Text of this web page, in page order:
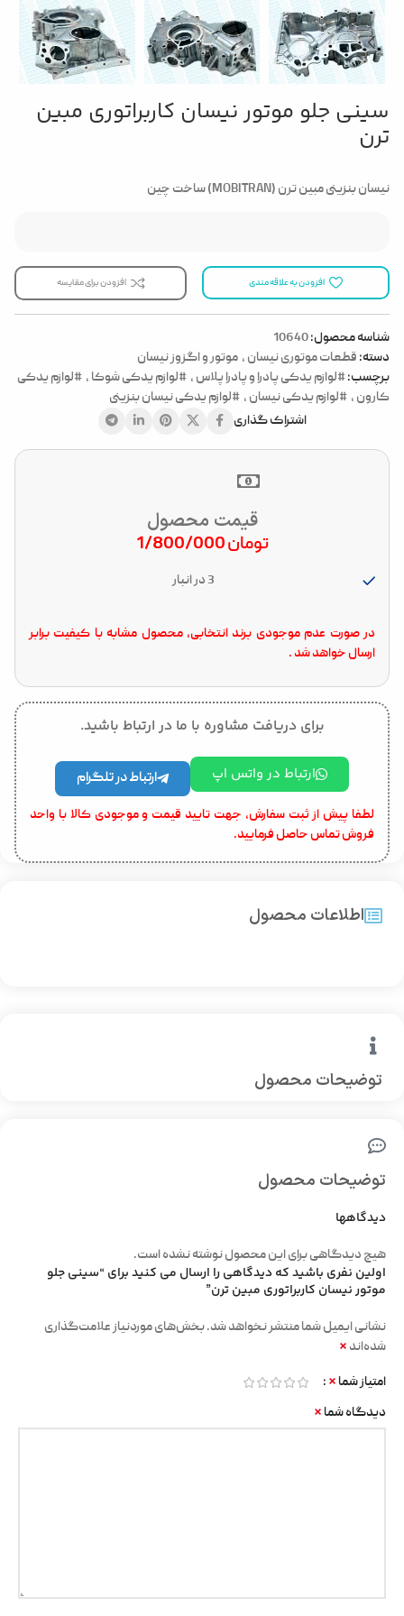
سینی جلو موتور نیسان کاربراتوری مبین
ترن
نیسان بنزینی مبین ترن (MOBITRAN) ساخت چین
افزودن به علاقه مندی افزودن برای مقایسه
شناسه محصول:10640
دسته: قطعات موتوری نیسان , موتور و اگزوز نیسان
برچسب:#لوازم یدکی پادرا و پادرا پلاس , #لوازم یدکی شوکا , #لوازم یدکی
کارون , #لوازم یدکی نیسان , #لوازم یدکی نیسان بنزینی
اشتراک گذاری
قیمت محصول
تومان
3 در انبار
در صورت عدم موجودی برند انتخابی، محصول مشابه با کیفیت برابر
ارسال خواهد شد .
برای دریافت مشاوره با ما در ارتباط باشید.
ارتباط در واتس اپ ارتباط در تلگرام
لطفا پیش از ثبت سفارش، جهت تایید قیمت و موجودی کالا با واحد
فروش تماس حاصل فرمایید.
توضیحات محصول
اطلاعات محصول
توضیحات محصول
دیدگاهها
هیچ دیدگاهی برای این محصول نوشته نشده است.
اولین نفری باشید که دیدگاهی را ارسال می کنید برای “سینی جلو
موتور نیسان کاربراتوری مبین ترن”
نشانی ایمیل شما منتشر نخواهد شد.بخش‌های موردنیاز علامت‌گذاری
شده‌اند *
امتیاز شما *
دیدگاه شما *